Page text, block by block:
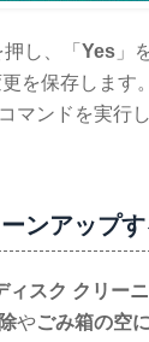
し、「 Yes 」
を保存します
マンドを実行
ンアップす
スク クリー
やごみ箱の空